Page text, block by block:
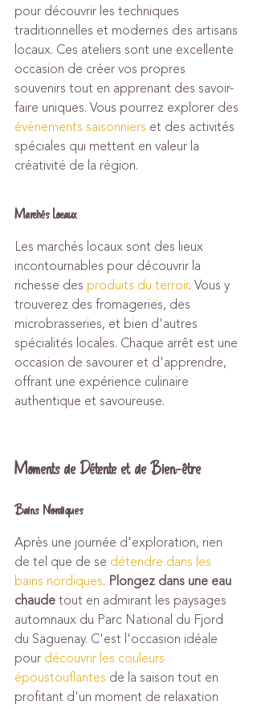
pour découvrir les techniques
traditionnelles et modernes des artisans
locaux. Ces ateliers sont une excellente
occasion de créer vos propres
souvenirs tout en apprenant des savoir-
faire uniques. Vous pourrez explorer des
événements saisonniers et des activités
spéciales qui mettent en valeur la
créativité de la région.
Marchés Locaux
Les marchés locaux sont des lieux
incontournables pour découvrir la
richesse des produits du terroir. Vous y
trouverez des fromageries, des
microbrasseries, et bien d'autres
spécialités locales. Chaque arrêt est une
occasion de savourer et d'apprendre,
offrant une expérience culinaire
authentique et savoureuse.
Moments de Détente et de Bien-être
Bains Nordiques
Après une journée d'exploration, rien
de tel que de se détendre dans les
bains nordiques. Plongez dans une eau
chaude tout en admirant les paysages
automnaux du Parc National du Fjord
du Saguenay. C'est l'occasion idéale
pour découvrir les couleurs
époustouflantes de la saison tout en
profitant d'un moment de relaxation